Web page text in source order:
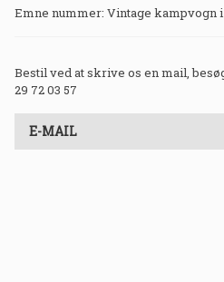
Emne nummer: Vintage kampvogn
Bestil ved at skrive os en mail,
29 72 03 57
E-MAIL